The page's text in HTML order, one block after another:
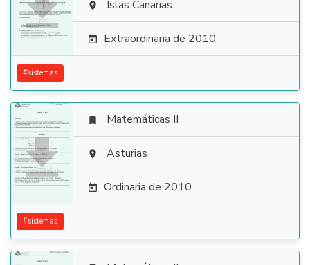
 Islas Canarias
 Extraordinaria de 2010
#sistemas

 Matemáticas II
 Asturias
 Ordinaria de 2010
#sistemas